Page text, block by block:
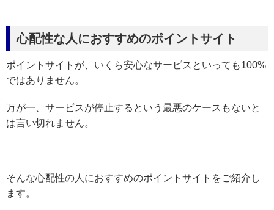
心配性な人におすすめのポイントサイト
ポイントサイトが、いくら安心なサービスといっても100%
ではありません。
万が一、サービスが停止するという最悪のケースもないと
は言い切れません。
そんな心配性の人におすすめのポイントサイトをご紹介し
ます。